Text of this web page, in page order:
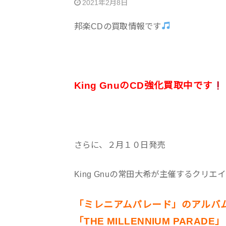
2021年2月8日
邦楽CDの買取情報です
King GnuのCD強化買取中です
さらに、２月１０日発売
King Gnuの常田大希が主催するクリエ
「ミレニアムパレード」のアルバ
「THE MILLENNIUM PARADE」